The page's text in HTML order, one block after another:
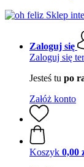
Zaloguj się
Zaloguj się
Jesteś tu po
Załóż konto
Koszyk 0,00